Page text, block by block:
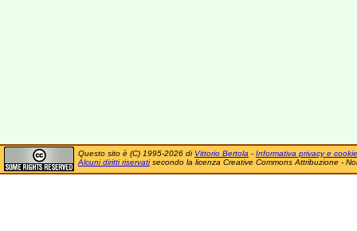
Questo sito è (C) 1995-2026 di Vittorio Bertola - Informativa privacy e cookie
Alcuni diritti riservatisecondo la licenza Creative Commons Attribuzione -